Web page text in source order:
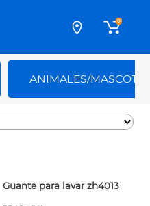
0
ANIMALES/
Guante para lavar zh4013